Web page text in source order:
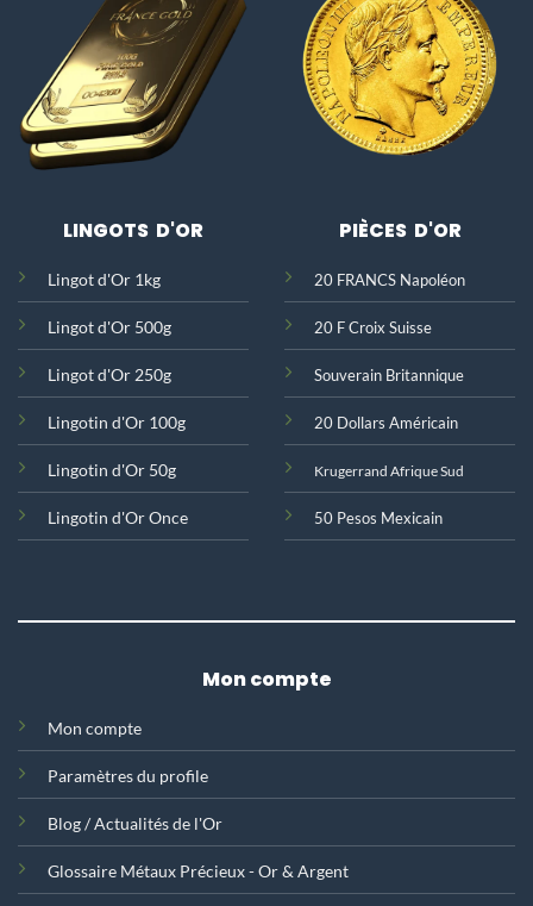
LINGOTS D'OR
Lingot d'Or 1kg
Lingot d'Or 500g
Lingot d'Or 250g
Lingotin d'Or 100g
Lingotin d'Or 50g
Lingotin d'Or Once
PIÈCES D'OR
20 FRANCS Napoléon
20 F Croix Suisse
Souverain Britannique
20 Dollars Américain
Krugerrand Afrique Sud
50 Pesos Mexicain
Mon compte
Mon compte
Paramètres du profile
Blog / Actualités de l'Or
Glossaire Métaux Précieux - Or & Argent